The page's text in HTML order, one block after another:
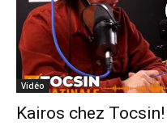
Vidéo
Kairos chez Tocsin!